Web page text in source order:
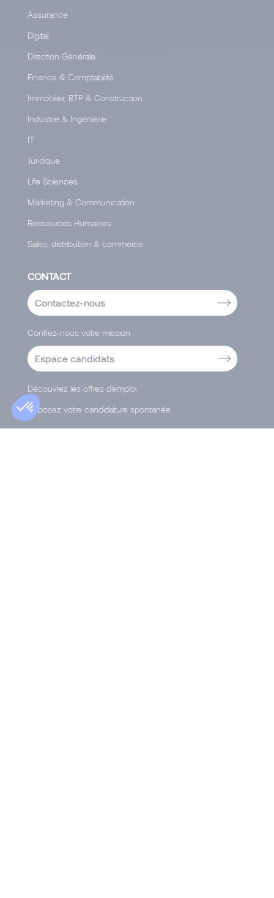
Assurance
Digital
Direction Générale
Finance & Comptabilité
Immobilier, BTP & Construction
Industrie & Ingéniérie
IT
Juridique
Life Sciences
Marketing & Communication
Ressources Humaines
Sales, distribution & commerce
CONTACT
Contactez-nous
Confiez-nous votre mission
Espace candidats
Découvrez les offres d'emploi
Déposez votre candidature spontanée